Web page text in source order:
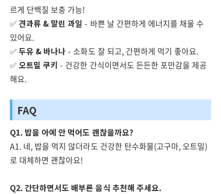
르게 단백질 보충 가능!
✅견과류 & 말린 과일 – 바쁜 날 간편하게 에너지를 채울 수
있어요.
✅두유 & 바나나 – 소화도 잘 되고, 간편하게 먹기 좋아요.
✅오트밀 쿠키 – 건강한 간식이면서도 든든한 포만감을 제공
해요.
FAQ
Q1. 밥을 아예 안 먹어도 괜찮을까요?
A1. 네, 밥을 먹지 않더라도 건강한 탄수화물(고구마, 오트밀)
로 대체하면 괜찮아요!
Q2. 간단하면서도 배부른 음식 추천해 주세요.